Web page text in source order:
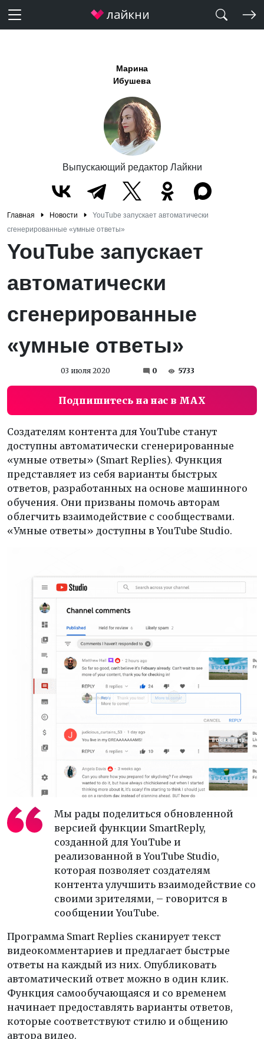
Марина
Ибушева
Выпускающий редактор Лайкни
Главная Новости
YouTube запускает автоматически
сгенерированные «умные ответы»
YouTube запускает
автоматически
сгенерированные
«умные ответы»
03 июля 2020 0 5733
Подпишитесь на нас в MAX
Создателям контента для YouTube станут
доступны автоматически сгенерированные
«умные ответы» (Smart Replies). Функция
представляет из себя варианты быстрых
ответов, разработанных на основе машинного
обучения. Они призваны помочь авторам
облегчить взаимодействие с сообществами.
«Умные ответы» доступны в YouTube Studio.
Мы рады поделиться обновленной
версией функции SmartReply,
созданной для YouTube и
реализованной в YouTube Studio,
которая позволяет создателям
контента улучшить взаимодействие со
своими зрителями, – говорится в
сообщении YouTube.
Программа Smart Replies сканирует текст
видеокомментариев и предлагает быстрые
ответы на каждый из них. Опубликовать
автоматический ответ можно в один клик.
Функция самообучающаяся и со временем
начинает предоставлять варианты ответов,
которые соответствуют стилю и общению
автора видео.